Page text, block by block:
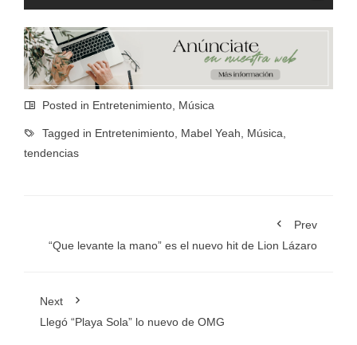
Posted in Entretenimiento Música
Tagged in Entretenimiento Mabel Yeah Música
tendencias
Prev
“Que levante la mano” es el nuevo hit de Lion Lázaro
Next
Llegó “Playa Sola” lo nuevo de OMG